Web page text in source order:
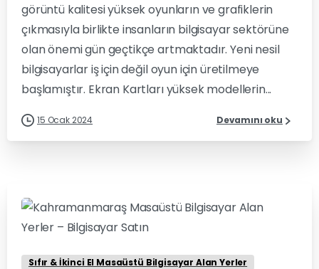
görüntü kalitesi yüksek oyunların ve grafiklerin
çıkmasıyla birlikte insanların bilgisayar sektörüne
olan önemi gün geçtikçe artmaktadır. Yeni nesil
bilgisayarlar iş için değil oyun için üretilmeye
başlamıştır. Ekran Kartları yüksek modellerin...
15 Ocak 2024 Devamını oku
0
Sıfır & İkinci El Masaüstü Bilgisayar Alan Yerler